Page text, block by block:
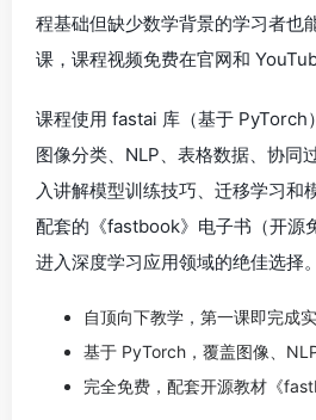
程基础但缺少数学背景的学习者也
课，课程视频免费在官网和
课程使用 fastai 库（基于 PyTorch
图像分类、NLP、表格数据、协同
入讲解模型训练技巧、迁移学习和
配套的《fastbook》电子书（开源
进入深度学习应用领域的绝佳选择。
自顶向下教学，第一课即完成
基于 PyTorch，覆盖图像、
完全免费，配套开源教材《